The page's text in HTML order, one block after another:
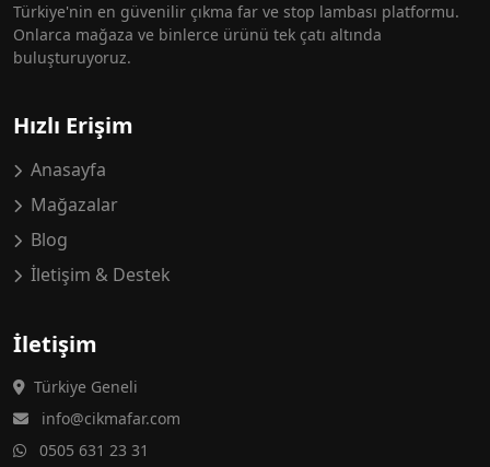
Türkiye'nin en güvenilir çıkma far ve stop lambası platformu.
Onlarca mağaza ve binlerce ürünü tek çatı altında
buluşturuyoruz.
Hızlı Erişim
Anasayfa
Mağazalar
Blog
İletişim & Destek
İletişim
Türkiye Geneli
info@cikmafar.com
0505 631 23 31